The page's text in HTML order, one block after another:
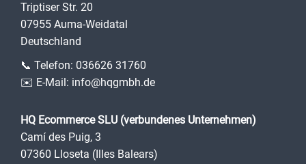
Triptiser Str. 20
07955 Auma-Weidatal
Deutschland
📞 Telefon: 036626 31760
✉️ E-Mail: info@hqgmbh.de
HQ Ecommerce SLU (verbundenes Unternehmen)
Camí des Puig, 3
07360 Lloseta (Illes Balears)